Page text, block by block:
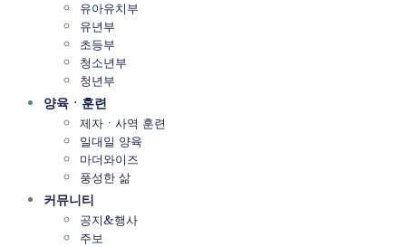
유아유치부
유년부
초등부
청소년부
청년부
양육ㆍ훈련
제자ㆍ사역 훈련
일대일 양육
마더와이즈
풍성한 삶
커뮤니티
공지&행사
주보